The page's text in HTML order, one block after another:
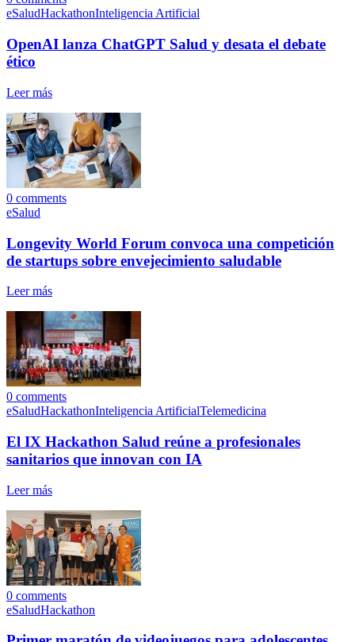
eSaludHackathonInteligencia Artificial
OpenAI lanza ChatGPT Salud y desata el debate
ético
Leer más
0 comments
eSalud
Longevity World Forum convoca una competición
de startups sobre envejecimiento saludable
Leer más
0 comments
eSaludHackathonInteligencia ArtificialTelemedicina
El IX Hackathon Salud reúne a profesionales
sanitarios que innovan con IA
Leer más
0 comments
eSaludHackathon